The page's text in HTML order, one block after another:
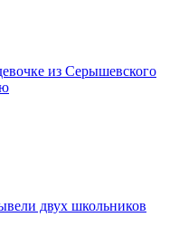
из Серышевского
двух школьников